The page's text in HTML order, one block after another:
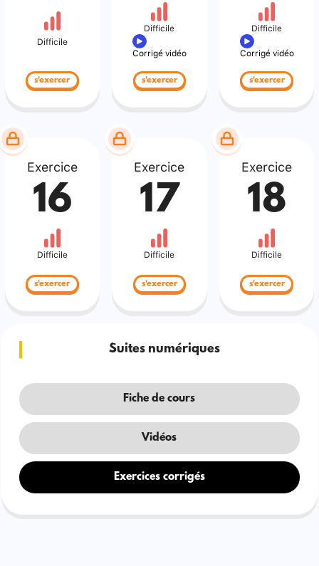
Difficile
s'exercer
Difficile
Corrigé vidéo
s'exercer
Difficile
Corrigé vidéo
s'exercer
Exercice
16
Difficile
s'exercer
Exercice
17
Difficile
s'exercer
Exercice
18
Difficile
s'exercer
Suites numériques
Fiche de cours
Vidéos
Exercices corrigés